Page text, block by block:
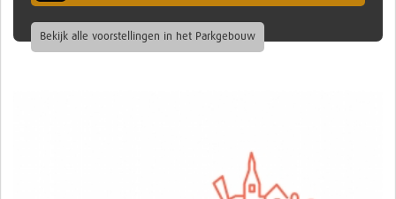
Bekijk alle voorstellingen in het Parkgebouw